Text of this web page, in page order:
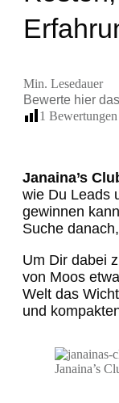
Min. Lesedauer
Bewerte hier das
1 Bewertungen
Janaina’s
wie Du Leads
gewinnen
Suche
Um Dir dabei
von Moos
Welt das
und
Janaina’s